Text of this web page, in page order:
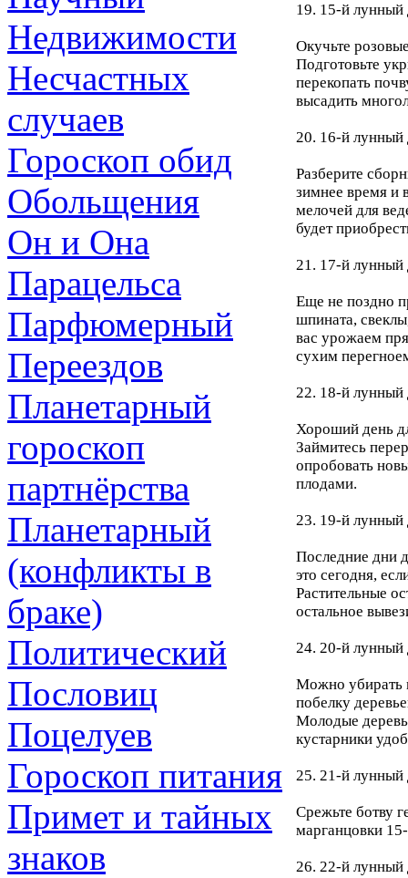
Недвижимости
Несчастных
случаев
Гороскоп обид
Обольщения
Он и Она
Парацельса
Парфюмерный
Переездов
Планетарный
гороскоп
партнёрства
Планетарный
(конфликты в
браке)
Политический
Пословиц
Поцелуев
Гороскоп питания
Примет и тайных
знаков
19. 15-й лунный
Окучьте
Подготовьте
перекопать
высадить
20. 16-й лунный
Разберите
зимнее время и
мелочей для
будет
21. 17-й лунный
Еще не поздно
шпината,
вас урожаем
сухим
22. 18-й лунный
Хороший день
Займитесь
опробовать
плодами.
23. 19-й лунный
Последние дни
это сегодня,
Растительные
остальное
24. 20-й лунный
Можно убирать
побелку
Молодые
кустарники
25. 21-й лунный
Срежьте ботву
марганцовки
26. 22-й лунный